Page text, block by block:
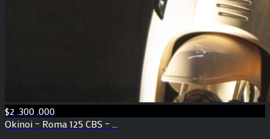
$2 .300 .000
Okinoi – Roma 125 CBS – ...